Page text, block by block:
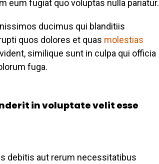
eum fugiat quo voluptas nulla pariatur.
ducimus qui blanditiis
quos dolores et quas molestias
similique sunt in culpa qui officia
fuga.
in voluptate velit esse
debitis aut rerum necessitatibus